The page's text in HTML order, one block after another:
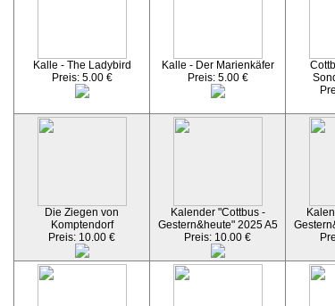
Kalle - The Ladybird
Preis: 5.00 €
Kalle - Der Marienkäfer
Preis: 5.00 €
Die Ziegen von
Komptendorf
Preis: 10.00 €
Kalender "Cottbus -
Gestern&heute" 2025 A5
Preis: 10.00 €